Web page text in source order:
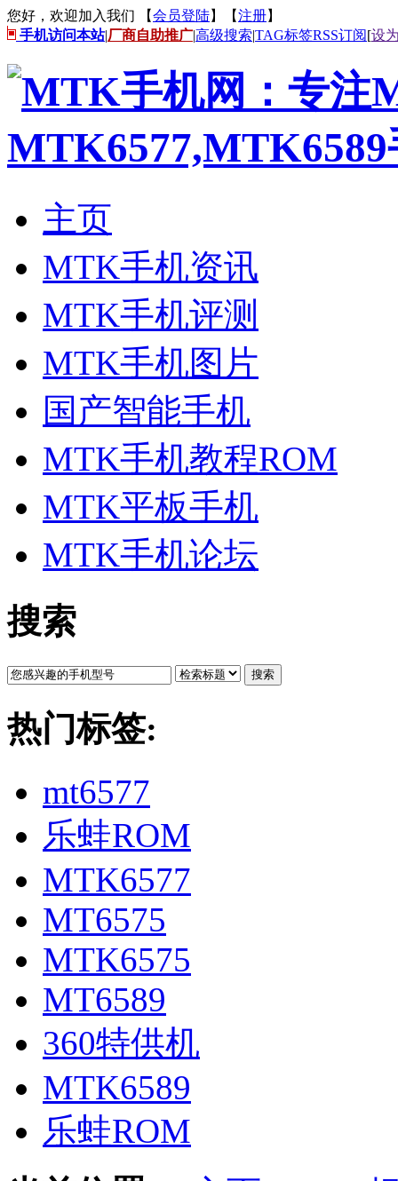
您好，欢迎加入我们 【会员登陆】【注册】
手机访问本站|厂商自助推广|高级搜索|TAG标签RSS订阅[设
主页
MTK手机资讯
MTK手机评测
MTK手机图片
国产智能手机
MTK手机教程ROM
MTK平板手机
MTK手机论坛
搜索
搜索
热门标签:
mt6577
乐蛙ROM
MTK6577
MT6575
MTK6575
MT6589
360特供机
MTK6589
乐蛙ROM